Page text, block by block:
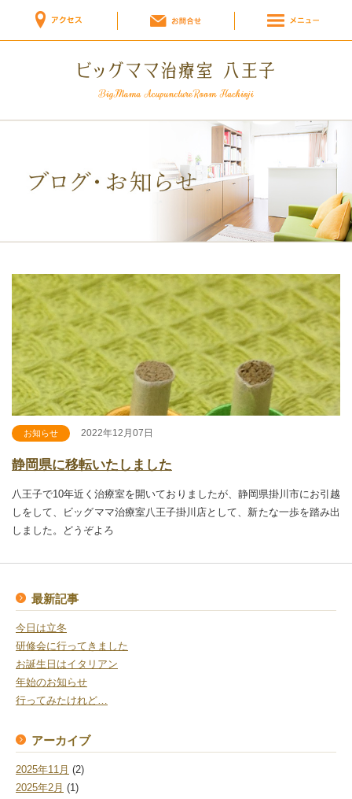
お知らせ 2022年12月07日
静岡県に移転いたしました
八王子で10年近く治療室を開いておりましたが、静岡県掛川市にお引越
しをして、ビッグママ治療室八王子掛川店として、新たな一歩を踏み出
しました。どうぞよろ
最新記事
今日は立冬
研修会に行ってきました
お誕生日はイタリアン
年始のお知らせ
行ってみたけれど…
アーカイブ
2025年11月 (2)
2025年2月 (1)